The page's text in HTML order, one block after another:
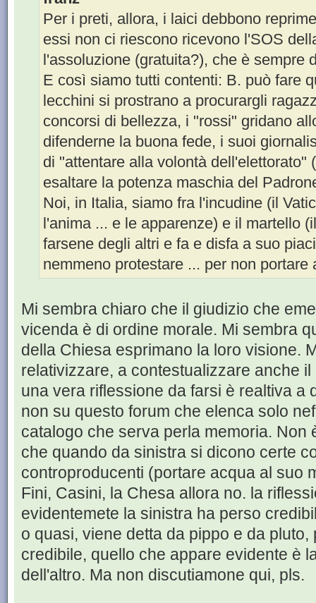
Per i preti, allora, i laici debbono
essi non ci riescono ricevono l'SOS
l'assoluzione (gratuita?), che è sempre
E così siamo tutti contenti: B. può fare
lecchini si prostrano a procurargli
concorsi di bellezza, i "rossi" gridano
difenderne la buona fede, i suoi
di "attentare alla volontà dell'elettorato"
esaltare la potenza maschia del
Noi, in Italia, siamo fra l'incudine (il
l'anima ... e le apparenze) e il martello
farsene degli altri e fa e disfa a suo
nemmeno protestare ... per non
Mi sembra chiaro che il giudizio che
vicenda è di ordine morale. Mi sembra
della Chiesa esprimano la loro visione.
relativizzare, a contestualizzare anche
una vera riflessione da farsi è realtiva a
non su questo forum che elenca solo
catalogo che serva perla memoria. Non
che quando da sinistra si dicono certe
controproducenti (portare acqua al suo
Fini, Casini, la Chesa allora no. la
evidentemete la sinistra ha perso
o quasi, viene detta da pippo e da
credibile, quello che appare evidente è
dell'altro. Ma non discutiamone qui, pls.